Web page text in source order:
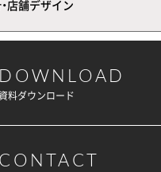
店舗デザイン
DOWNLOAD
資料ダウンロード
CONTACT